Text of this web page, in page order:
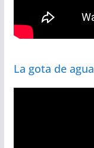
La gota de agua